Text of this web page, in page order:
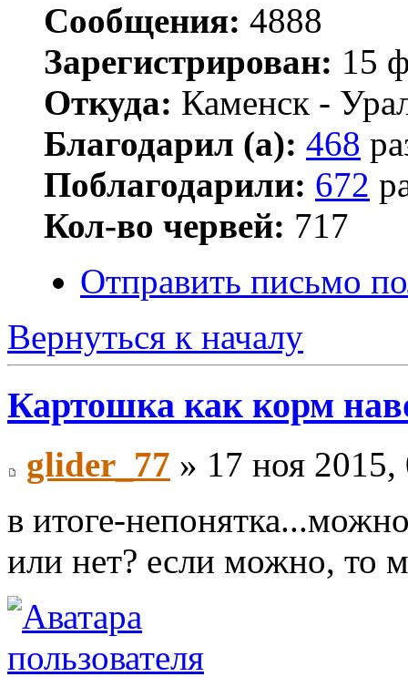
Сообщения: 4888
Зарегистрирован: 15
Откуда: Каменск -
Благодарил (а): 468
Поблагодарили: 672
Кол-во червей: 717
Отправить письмо
Вернуться к началу
Картошка как корм
glider_77 » 17 ноя 2015,
в итоге-
или нет? если можно, то